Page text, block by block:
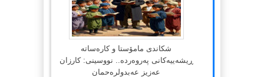
شکاندی مامۆستا و کارەساتە
ڕیشەییەکانی پەروەردە.. نووسینی: کارزان
عەزیز عەبدولرەحمان